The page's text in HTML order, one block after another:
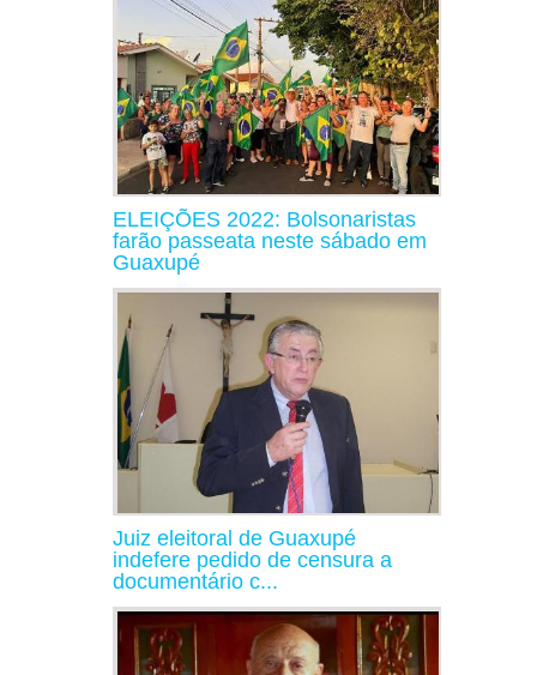
ELEIÇÕES 2022: Bolsonaristas
farão passeata neste sábado em
Guaxupé
Juiz eleitoral de Guaxupé
indefere pedido de censura a
documentário c...